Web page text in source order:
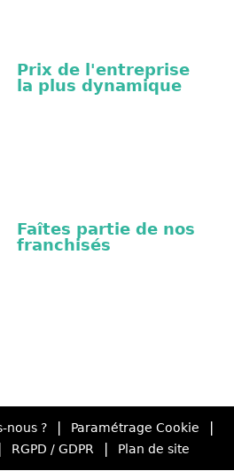
Prix de l'entreprise
la plus dynamique
Faîtes partie de nos
franchisés
nous ? Paramétrage Cookie
RGPD / GDPR Plan de site